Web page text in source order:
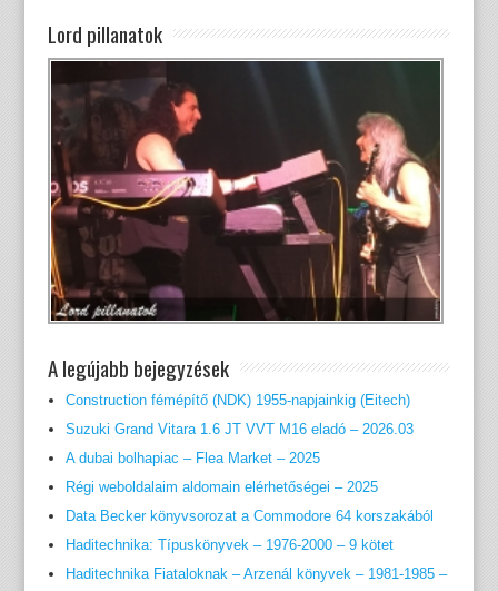
Lord pillanatok
A legújabb bejegyzések
Construction fémépítő (NDK) 1955-napjainkig (Eitech)
Suzuki Grand Vitara 1.6 JT VVT M16 eladó – 2026.03
A dubai bolhapiac – Flea Market – 2025
Régi weboldalaim aldomain elérhetőségei – 2025
Data Becker könyvsorozat a Commodore 64 korszakából
Haditechnika: Típuskönyvek – 1976-2000 – 9 kötet
Haditechnika Fiataloknak – Arzenál könyvek – 1981-1985 –